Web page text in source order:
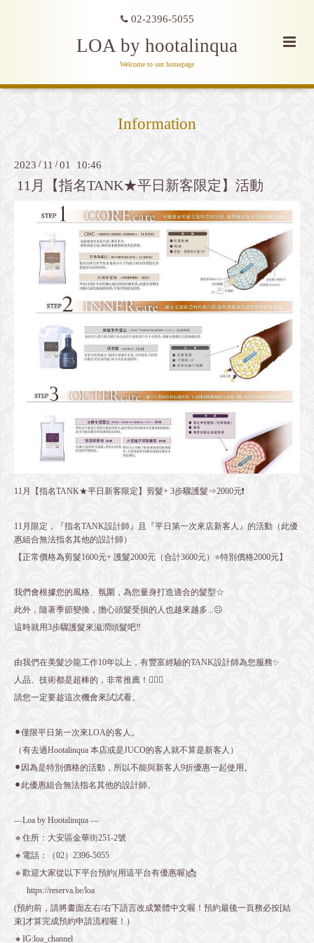
02-2396-5055
LOA by hootalinqua
Welcome to our homepage
Information
2023 / 11 /01 10:46
11月【指名TANK★平日新客限定】活動
11月【指名TANK★平日新客限定】剪髮+ 3步驟護髮⇒2000元❗️
11月限定，『指名TANK設計師』且『平日第一次來店新客人』的活動（此優
惠組合無法指名其他的設計師）
【正常價格為剪髮1600元+ 護髮2000元（合計3600元）⭐️特別價格2000元】
我們會根據您的風格、氛圍，為您量身打造適合的髮型☆
此外，隨著季節變換，擔心頭髮受損的人也越來越多...☹️
這時就用3步驟護髮來滋潤頭髮吧‼️
由我們在美髮沙龍工作10年以上，有豐富經驗的TANK設計師為您服務✨
人品、技術都是超棒的，非常推薦！💁🏻‍♂️
請您一定要趁這次機會來試試看。
⚫︎僅限平日第一次來LOA的客人。
（有去過Hootalinqua 本店或是JUCO的客人就不算是新客人）
⚫︎因為是特別價格的活動，所以不能與新客人9折優惠一起使用。
⚫︎此優惠組合無法指名其他的設計師。
—Loa by Hootalinqua —
🔹住所：大安區金華街251-2號
🔸電話：（02）2396-5055
🔹歡迎大家從以下平台預約(用這平台有優惠喔)📩
https://reserva.be/loa
(預約前，請將畫面左右/右下語言改成繁體中文喔！預約最後一頁務必按[結
束]才算完成預約申請流程喔！）
🔸IG:loa_channel